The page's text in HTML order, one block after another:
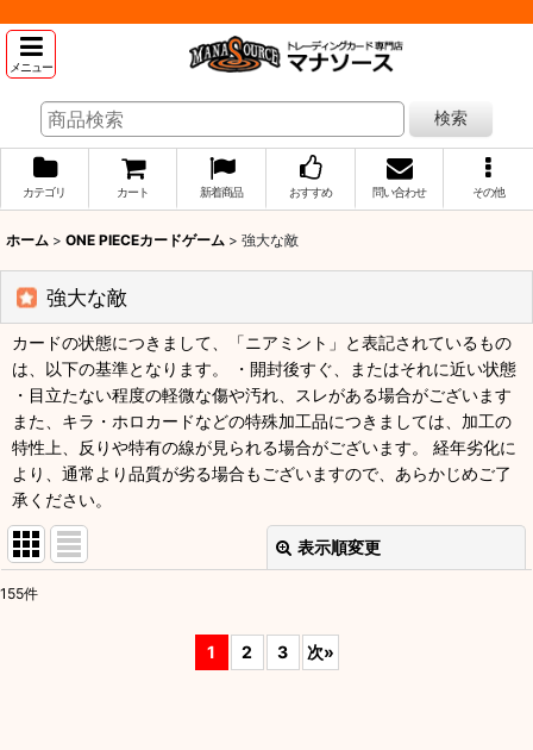
メニュー
検索
カテゴリ カート 新着商品 おすすめ 問い合わせ その他
ホーム > ONE PIECEカードゲーム > 強大な敵
強大な敵
カードの状態につきまして、「ニアミント」と表記されているもの
は、以下の基準となります。 ・開封後すぐ、またはそれに近い状態
・目立たない程度の軽微な傷や汚れ、スレがある場合がございます
また、キラ・ホロカードなどの特殊加工品につきましては、加工の
特性上、反りや特有の線が見られる場合がございます。 経年劣化に
より、通常より品質が劣る場合もございますので、あらかじめご了
承ください。
表示順変更
155件
1 2 3 次»